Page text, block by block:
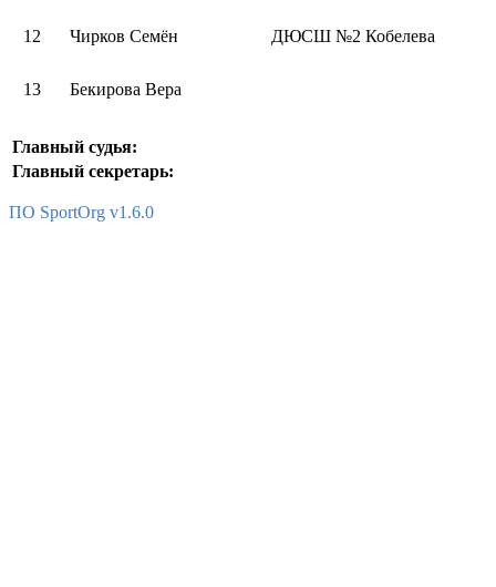
12 Чирков Семён ДЮСШ №2 Кобелева
13 Бекирова Вера
Главный судья:
Главный секретарь:
ПО SportOrg v1.6.0